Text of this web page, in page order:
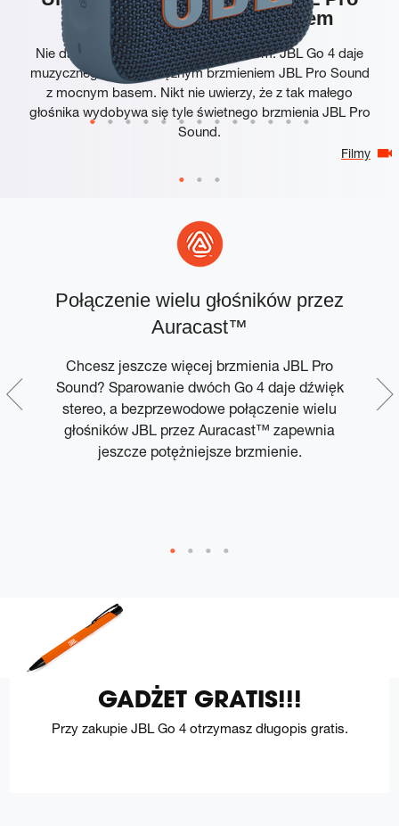
Filmy
Sound z mocniejszym basem
Nie daj się zwieść niewielkim rozmiarom. JBL Go 4 daje
muzycznego kopa potężnym brzmieniem JBL Pro Sound
z mocnym basem. Nikt nie uwierzy, że z tak małego
głośnika wydobywa się tyle świetnego brzmienia JBL Pro
Sound.
Połączenie wielu głośników przez
Auracast™
Chcesz jeszcze więcej brzmienia JBL Pro
Sound? Sparowanie dwóch Go 4 daje dźwięk
stereo, a bezprzewodowe połączenie wielu
głośników JBL przez Auracast™ zapewnia
jeszcze potężniejsze brzmienie.
GADŻET GRATIS!!!
Przy zakupie JBL Go 4 otrzymasz długopis gratis.